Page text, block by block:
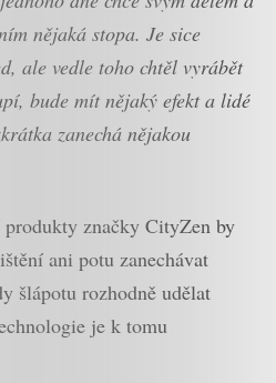
nějaká stopa. Je sice
ale vedle toho chtěl vyrábět
bude mít nějaký efekt a lidé
zanechá nějakou
značky CityZen by
ani potu zanechávat
šlápotu rozhodně udělat
je k tomu